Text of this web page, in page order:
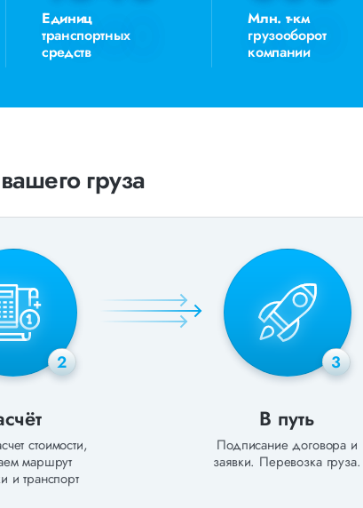
Единиц
транспортных
средств
Млн. т-км
грузооборот
компании
груза
2
стоимости,
маршрут
и транспорт
3
В путь
Подписание договора и
заявки. Перевозка груза.